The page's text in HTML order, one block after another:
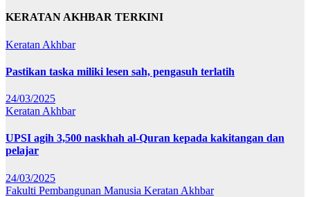
KERATAN AKHBAR TERKINI
Keratan Akhbar
Pastikan taska miliki lesen sah, pengasuh terlatih
24/03/2025
Keratan Akhbar
UPSI agih 3,500 naskhah al-Quran kepada kakitangan dan
pelajar
24/03/2025
Fakulti Pembangunan Manusia Keratan Akhbar